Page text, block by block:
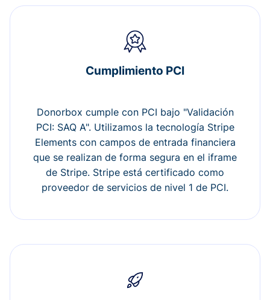
Cumplimiento PCI
Donorbox cumple con PCI bajo "Validación
PCI: SAQ A". Utilizamos la tecnología Stripe
Elements con campos de entrada financiera
que se realizan de forma segura en el iframe
de Stripe. Stripe está certificado como
proveedor de servicios de nivel 1 de PCI.